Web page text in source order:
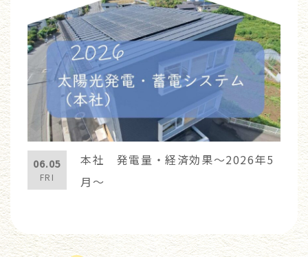
06.05
FRI
本社 発電量・経済効果～2026年5
月～